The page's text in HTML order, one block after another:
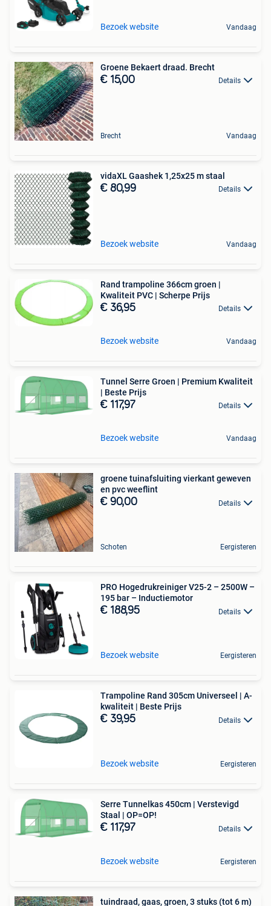
Bezoek website Vandaag
Groene Bekaert draad. Brecht
€ 15,00 Details
Brecht Vandaag
vidaXL Gaashek 1,25x25 m staal
€ 80,99 Details
Bezoek website Vandaag
Rand trampoline 366cm groen |
Kwaliteit PVC | Scherpe Prijs
€ 36,95 Details
Bezoek website Vandaag
Tunnel Serre Groen | Premium Kwaliteit
| Beste Prijs
€ 117,97 Details
Bezoek website Vandaag
groene tuinafsluiting vierkant geweven
en pvc weeflint
€ 90,00 Details
Schoten Eergisteren
PRO Hogedrukreiniger V25-2 – 2500W –
195 bar – Inductiemotor
€ 188,95 Details
Bezoek website Eergisteren
Trampoline Rand 305cm Universeel | A-
kwaliteit | Beste Prijs
€ 39,95 Details
Bezoek website Eergisteren
Serre Tunnelkas 450cm | Verstevigd
Staal | OP=OP!
€ 117,97 Details
Bezoek website Eergisteren
tuindraad, gaas, groen, 3 stuks (tot 6 m)